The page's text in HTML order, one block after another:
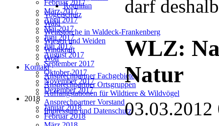
Rotmilan
Vogelschutz
Wald
Weißstörche in Waldeck-Frankenberg
Wiesen und Weiden
Windkraft
Wolf
Kontakt
Ansprechpartner Fachgebiete
Ansprechpartner Ortsgruppen
Auffangstationen für Wildtiere & Wildvögel
Ansprechpartner Vorstand
Impressum und Datenschutz
Februar 2017
März 2017
April 2017
Mai 2017
Juni 2017
Juli 2017
August 2017
September 2017
Oktober 2017
November 2017
Dezember 2017
2018
Januar 2018
Februar 2018
darf
WLZ:
Natur
03.03.2012